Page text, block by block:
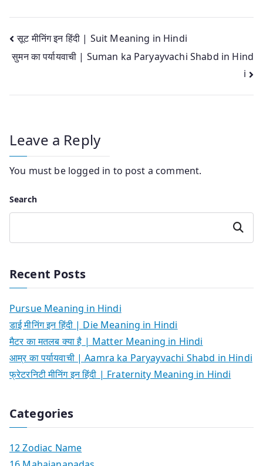
Post
navigation
सूट मीनिंग इन हिंदी | Suit Meaning in Hindi
सुमन का पर्यायवाची | Suman ka Paryayvachi Shabd in Hind
i
Leave a Reply
You must be logged in to post a comment.
Search
Search
Recent Posts
Pursue Meaning in Hindi
डाई मीनिंग इन हिंदी | Die Meaning in Hindi
मैटर का मतलब क्या है | Matter Meaning in Hindi
आम्र का पर्यायवाची | Aamra ka Paryayvachi Shabd in Hindi
फ्रेटरनिटी मीनिंग इन हिंदी | Fraternity Meaning in Hindi
Categories
12 Zodiac Name